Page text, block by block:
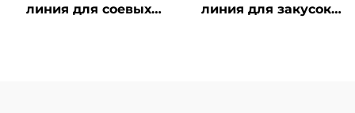
линия для соевых
линия для закусок